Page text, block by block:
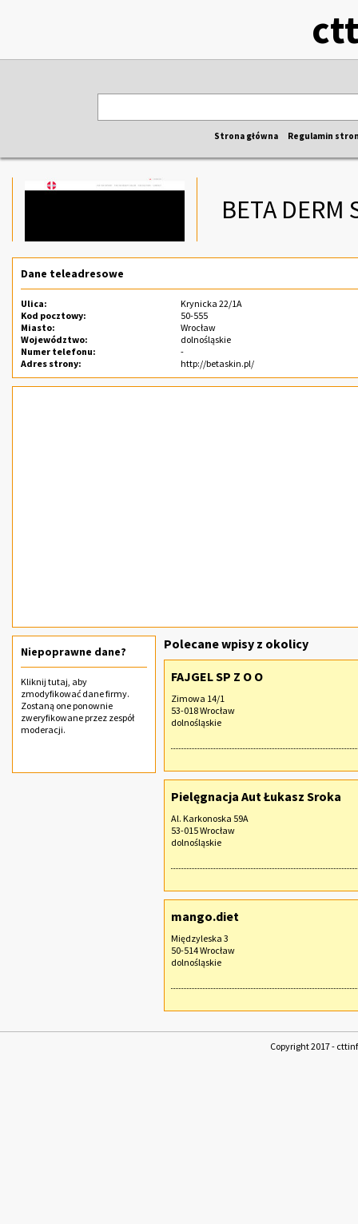
Strona główna Regulamin
BETA DERM
Dane teleadresowe
Ulica:
Krynicka 22/1A
Kod pocztowy:
50-555
Miasto:
Wrocław
Województwo:
dolnośląskie
Numer telefonu:
-
Adres strony:
http://betaskin.pl/
Niepoprawne dane?
Kliknij tutaj, aby
zmodyfikować dane firmy.
Zostaną one ponownie
zweryfikowane przez zespół
moderacji.
Polecane wpisy z okolicy
FAJGEL SP Z O O
Zimowa 14/1
53-018 Wrocław
dolnośląskie
Pielęgnacja Aut Łukasz Sroka
Al. Karkonoska 59A
53-015 Wrocław
dolnośląskie
mango.diet
Międzyleska 3
50-514 Wrocław
dolnośląskie
Copyright 2017 -